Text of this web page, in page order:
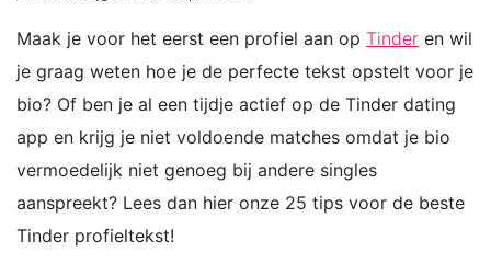
Maak je voor het eerst een profiel aan op Tinder en wil
je graag weten hoe je de perfecte tekst opstelt voor je
bio? Of ben je al een tijdje actief op de Tinder dating
app en krijg je niet voldoende matches omdat je bio
vermoedelijk niet genoeg bij andere singles
aanspreekt? Lees dan hier onze 25 tips voor de beste
Tinder profieltekst!